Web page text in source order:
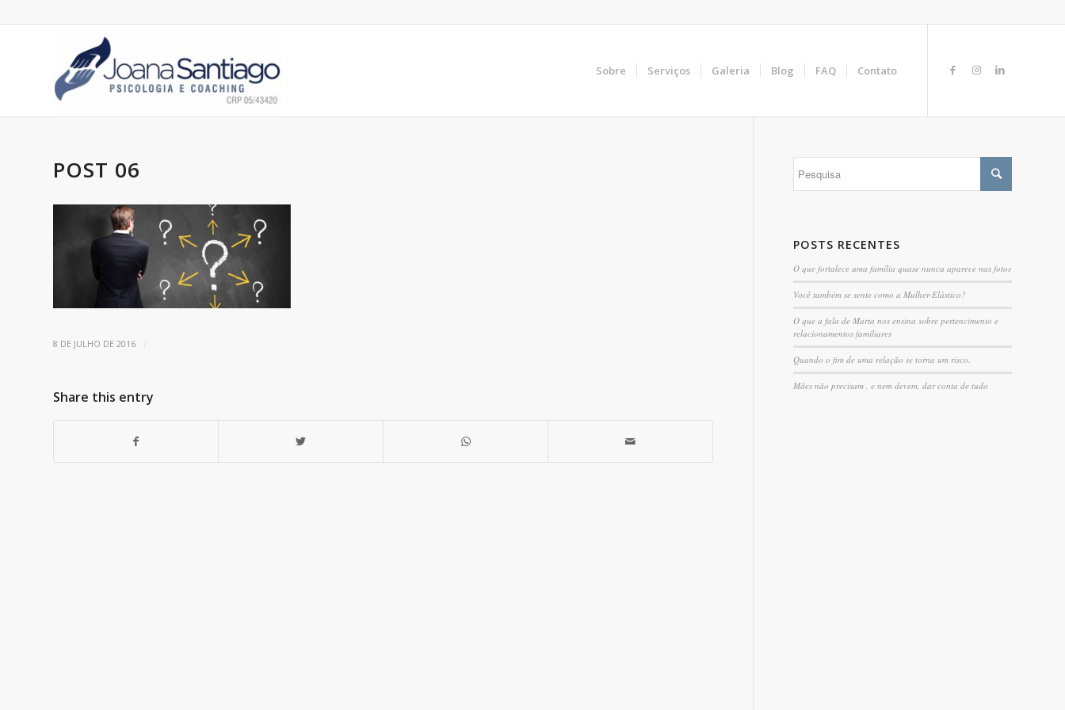
Sobre Serviços Galeria Blog FAQ Contato
POST 06
8 DE JULHO DE 2016 /
Share this entry
POSTS RECENTES
O que fortalece uma família quase nunca aparece nas fotos
Você também se sente como a Mulher-Elástico?
O que a fala de Marta nos ensina sobre pertencimento e
relacionamentos familiares
Quando o fim de uma relação se torna um risco.
Mães não precisam , e nem devem, dar conta de tudo